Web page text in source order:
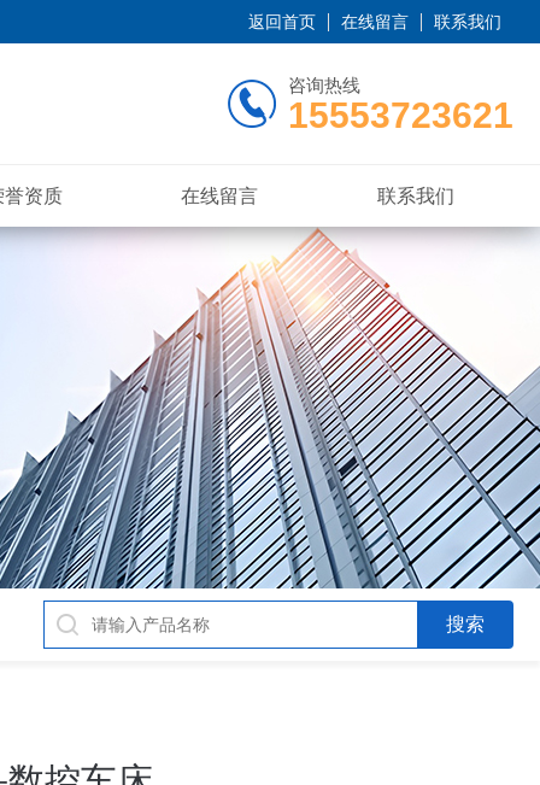
返回首页 在线留言 联系我们
咨询热线
15553723621
誉资质 在线留言 联系我们